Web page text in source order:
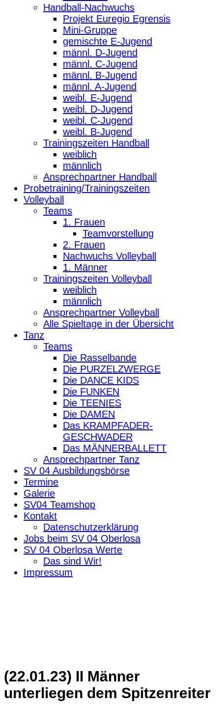
Handball-Nachwuchs
Projekt Euregio Egrensis
Mini-Gruppe
gemischte E-Jugend
männl. D-Jugend
männl. C-Jugend
männl. B-Jugend
männl. A-Jugend
weibl. E-Jugend
weibl. D-Jugend
weibl. C-Jugend
weibl. B-Jugend
Trainingszeiten Handball
weiblich
männlich
Ansprechpartner Handball
Probetraining/Trainingszeiten
Volleyball
Teams
1. Frauen
Teamvorstellung
2. Frauen
Nachwuchs Volleyball
1. Männer
Trainingszeiten Volleyball
weiblich
männlich
Ansprechpartner Volleyball
Alle Spieltage in der Übersicht
Tanz
Teams
Die Rasselbande
Die PURZELZWERGE
Die DANCE KIDS
Die FUNKEN
Die TEENIES
Die DAMEN
Das KRAMPFADER-
GESCHWADER
Das MÄNNERBALLETT
Ansprechpartner Tanz
SV 04 Ausbildungsbörse
Termine
Galerie
SV04 Teamshop
Kontakt
Datenschutzerklärung
Jobs beim SV 04 Oberlosa
SV 04 Oberlosa Werte
Das sind Wir!
Impressum
(22.01.23) II Männer
unterliegen dem Spitzenreiter